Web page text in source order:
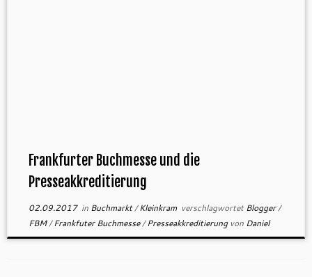
Frankfurter Buchmesse und die
Presseakkreditierung
02.09.2017in Buchmarkt/Kleinkram verschlagwortetBlogger/
FBM/Frankfuter Buchmesse/Presseakkreditierung von Daniel